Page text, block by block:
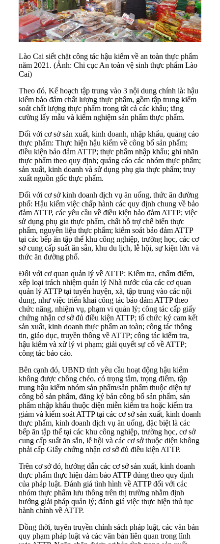
Lào Cai siết chặt công tác hậu kiểm về an toàn thực phẩm
năm 2021. (Ảnh: Chi cục An toàn vệ sinh thực phẩm Lào
Cai)
Theo đó, Kế hoạch tập trung vào 3 nội dung chính là: hậu
kiểm bảo đảm chất lượng thực phẩm, gồm tập trung kiểm
soát chất lượng thực phẩm trong tất cả các khâu; tăng
cường lấy mẫu và kiểm nghiệm sản phẩm thực phẩm.
Đối với cơ sở sản xuất, kinh doanh, nhập khẩu, quảng cáo
thực phẩm: Thực hiện hậu kiểm về công bố sản phẩm;
điều kiện bảo đảm ATTP; thực phẩm nhập khẩu; ghi nhãn
thực phẩm theo quy định; quảng cáo các nhóm thực phẩm;
sản xuất, kinh doanh và sử dụng phụ gia thực phẩm; truy
xuất nguồn gốc thực phẩm.
Đối với cơ sở kinh doanh dịch vụ ăn uống, thức ăn đường
phố: Hậu kiểm việc chấp hành các quy định chung về bảo
đảm ATTP, các yêu cầu về điều kiện bảo đảm ATTP; việc
sử dụng phụ gia thực phẩm, chất hỗ trợ chế biến thực
phẩm, nguyên liệu thực phẩm; kiểm soát bảo đảm ATTP
tại các bếp ăn tập thể khu công nghiệp, trường học, các cơ
sở cung cấp suất ăn sẵn, khu du lịch, lễ hội, sự kiện lớn và
thức ăn đường phố.
Đối với cơ quan quản lý về ATTP: Kiểm tra, chấm điểm,
xếp loại trách nhiệm quản lý Nhà nước của các cơ quan
quản lý ATTP tại tuyến huyện, xã, tập trung vào các nội
dung, như việc triển khai công tác bảo đảm ATTP theo
chức năng, nhiệm vụ, phạm vi quản lý; công tác cấp giấy
chứng nhận cơ sở đủ điều kiện ATTP; tổ chức ký cam kết
sản xuất, kinh doanh thực phẩm an toàn; công tác thông
tin, giáo dục, truyền thông về ATTP; công tác kiểm tra,
hậu kiểm và xử lý vi phạm; giải quyết sự cố về ATTP;
công tác báo cáo.
Bên cạnh đó, UBND tỉnh yêu cầu hoạt động hậu kiểm
không được chồng chéo, có trọng tâm, trọng điểm, tập
trung hậu kiểm nhóm sản phẩm/sản phẩm thuộc diện tự
công bố sản phẩm, đăng ký bản công bố sản phẩm, sản
phẩm nhập khẩu thuộc diện miễn kiểm tra hoặc kiểm tra
giảm và kiểm soát ATTP tại các cơ sở sản xuất, kinh doanh
thực phẩm, kinh doanh dịch vụ ăn uống, đặc biệt là các
bếp ăn tập thể tại các khu công nghiệp, trường học, cơ sở
cung cấp suất ăn sẵn, lễ hội và các cơ sở thuộc diện không
phải cấp Giấy chứng nhận cơ sở đủ điều kiện ATTP.
Trên cơ sở đó, hướng dẫn các cơ sở sản xuất, kinh doanh
thực phẩm thực hiện đảm bảo ATTP đúng theo quy định
của pháp luật. Đánh giá tình hình về ATTP đối với các
nhóm thực phẩm lưu thông trên thị trường nhằm định
hướng giải pháp quản lý; đánh giá việc thực hiện thủ tục
hành chính về ATTP.
Đồng thời, tuyên truyền chính sách pháp luật, các văn bản
quy phạm pháp luật và các văn bản liên quan trong lĩnh